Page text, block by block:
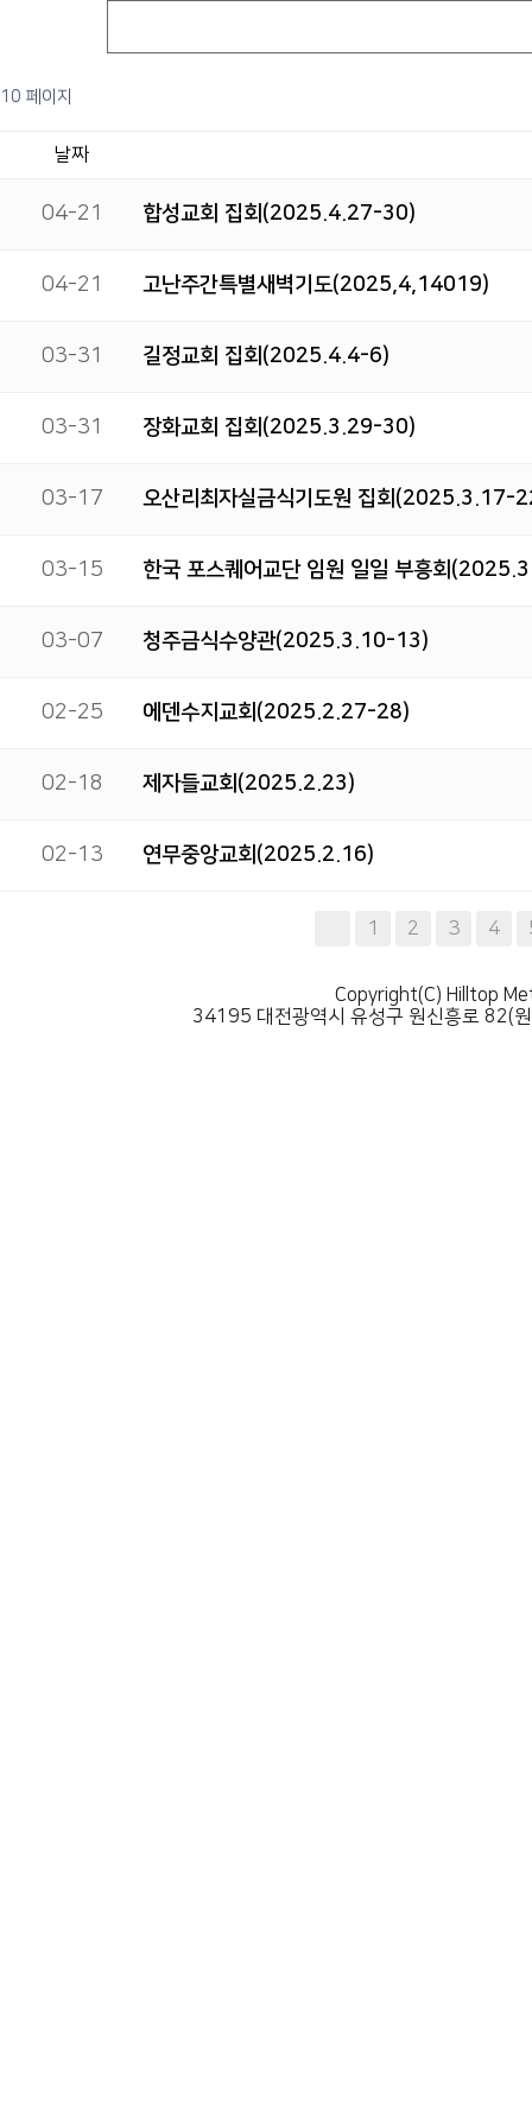
10 페이지
날짜
04-21 합성교회 집회(2025.4.27-30)
04-21 고난주간특별새벽기도(2025,4,14019)
03-31 길정교회 집회(2025.4.4-6)
03-31 장화교회 집회(2025.3.29-30)
03-17 오산리최자실금식기도원 집회(2025.3.17-
03-15 한국 포스퀘어교단 임원 일일 부흥회
03-07 청주금식수양관(2025.3.10-13)
02-25 에덴수지교회(2025.2.27-28)
02-18 제자들교회(2025.2.23)
02-13 연무중앙교회(2025.2.16)
1 2 3 4
Copyright(C) Hilltop
34195 대전광역시 유성구 원신흥로